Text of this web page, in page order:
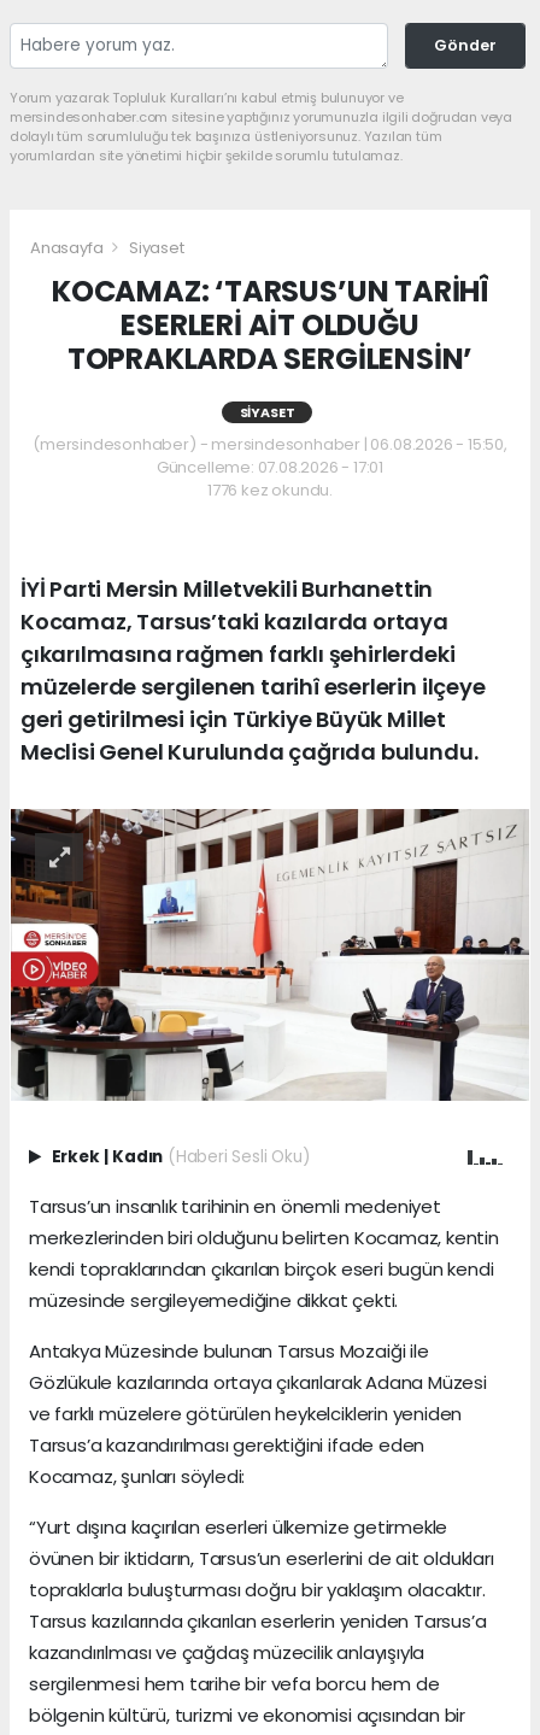
Gönder
Yorum yazarak Topluluk Kuralları’nı kabul etmiş bulunuyor ve
mersindesonhaber.com sitesine yaptığınız yorumunuzla ilgili doğrudan veya
dolaylı tüm sorumluluğu tek başınıza üstleniyorsunuz. Yazılan tüm
yorumlardan site yönetimi hiçbir şekilde sorumlu tutulamaz.
Anasayfa Siyaset
KOCAMAZ: ‘TARSUS’UN TARİHÎ
ESERLERİ AİT OLDUĞU
TOPRAKLARDA SERGİLENSİN’
SIYASET
(mersindesonhaber) - mersindesonhaber | 06.08.2026 - 15:50,
Güncelleme: 07.08.2026 - 17:01
1776 kez okundu.
İYİ Parti Mersin Milletvekili Burhanettin
Kocamaz, Tarsus’taki kazılarda ortaya
çıkarılmasına rağmen farklı şehirlerdeki
müzelerde sergilenen tarihî eserlerin ilçeye
geri getirilmesi için Türkiye Büyük Millet
Meclisi Genel Kurulunda çağrıda bulundu.
Erkek | Kadın (Haberi Sesli Oku)
Tarsus’un insanlık tarihinin en önemli medeniyet
merkezlerinden biri olduğunu belirten Kocamaz, kentin
kendi topraklarından çıkarılan birçok eseri bugün kendi
müzesinde sergileyemediğine dikkat çekti.
Antakya Müzesinde bulunan Tarsus Mozaiği ile
Gözlükule kazılarında ortaya çıkarılarak Adana Müzesi
ve farklı müzelere götürülen heykelciklerin yeniden
Tarsus’a kazandırılması gerektiğini ifade eden
Kocamaz, şunları söyledi:
“Yurt dışına kaçırılan eserleri ülkemize getirmekle
övünen bir iktidarın, Tarsus’un eserlerini de ait oldukları
topraklarla buluşturması doğru bir yaklaşım olacaktır.
Tarsus kazılarında çıkarılan eserlerin yeniden Tarsus’a
kazandırılması ve çağdaş müzecilik anlayışıyla
sergilenmesi hem tarihe bir vefa borcu hem de
bölgenin kültürü, turizmi ve ekonomisi açısından bir